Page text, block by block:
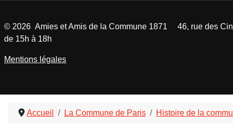
Accueil La Commune de Paris Histoire de la
© 2026 Amies et Amis de la Commune 1871 46, rue des
de 15h à 18h
Mentions légales